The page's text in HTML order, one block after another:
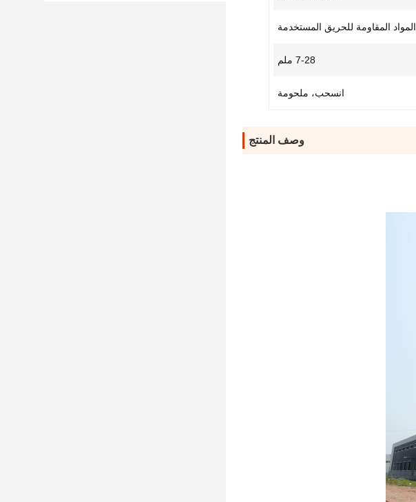
المواد المقاومة للحريق المستخدمة
7-28 ملم
انسحب، ملحومة
وصف المنتج